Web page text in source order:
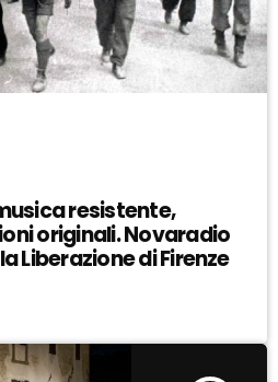
resistente,
originali. Novaradio
Liberazione di Firenze